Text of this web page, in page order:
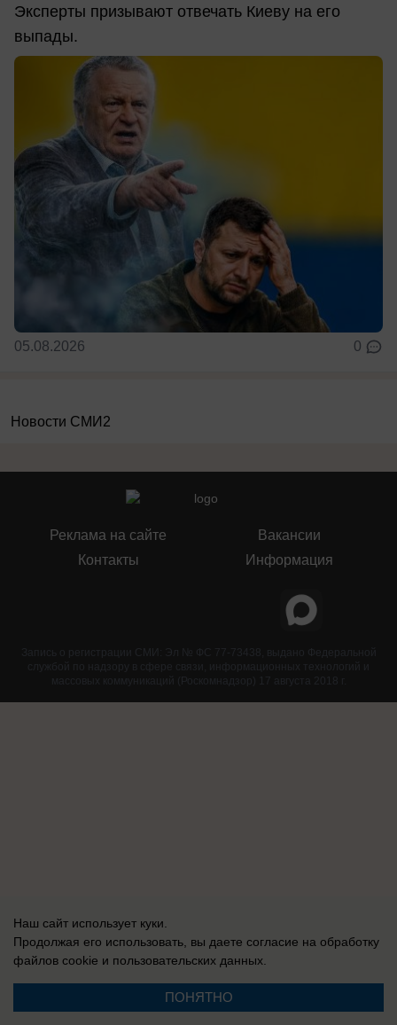
Эксперты призывают отвечать Киеву на его
выпады.
05.08.2026 0
Новости СМИ2
Реклама на сайте
Контакты
Вакансии
Информация
Запись о регистрации СМИ: Эл № ФС 77-73438, выдано Федеральной
службой по надзору в сфере связи, информационных технологий и
массовых коммуникаций (Роскомнадзор) 17 августа 2018 г.
Наш сайт использует куки.
Продолжая его использовать, вы даете согласие на обработку
файлов cookie и пользовательских данных.
ПОНЯТНО